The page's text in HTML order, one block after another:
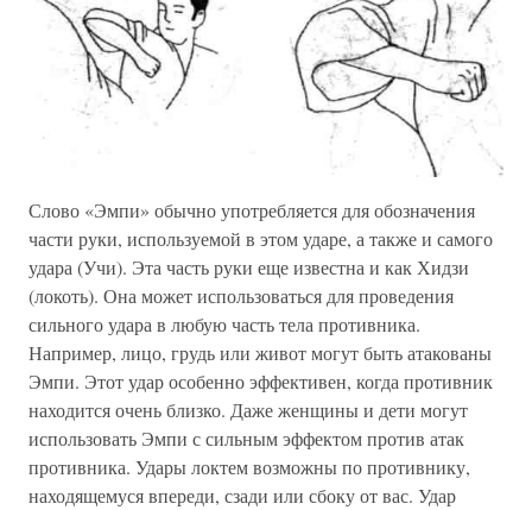
Слово «Эмпи» обычно употребляется для обозначения
части руки, используемой в этом ударе, а также и самого
удара (Учи). Эта часть руки еще известна и как Хидзи
(локоть). Она может использоваться для проведения
сильного удара в любую часть тела противника.
Например, лицо, грудь или живот могут быть атакованы
Эмпи. Этот удар особенно эффективен, когда противник
находится очень близко. Даже женщины и дети могут
использовать Эмпи с сильным эффектом против атак
противника. Удары локтем возможны по противнику,
находящемуся впереди, сзади или сбоку от вас. Удар